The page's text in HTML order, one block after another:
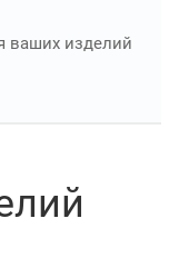
ваших изделий